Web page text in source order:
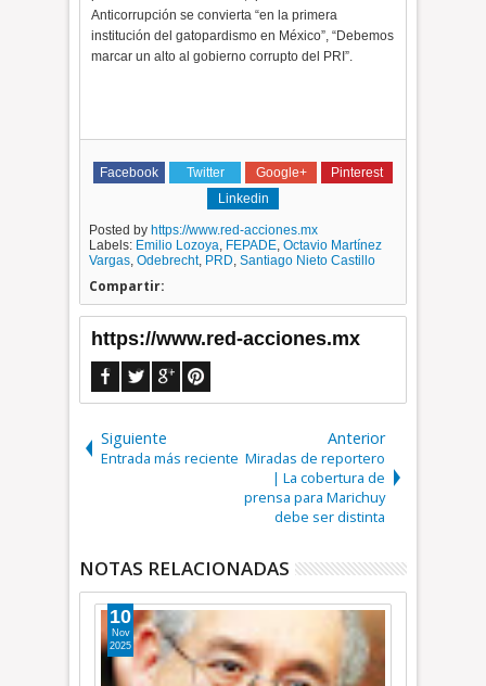
Anticorrupción se convierta “en la primera
institución del gatopardismo en México”, “Debemos
marcar un alto al gobierno corrupto del PRI”.
Facebook Twitter Google+
Pinterest
Linkedin
Posted by https://www.red-acciones.mx
Labels: Emilio Lozoya, FEPADE,Octavio Martínez
Vargas,Odebrecht, PRD,Santiago Nieto Castillo
Compartir:
https://www.red-acciones.mx
Siguiente
Entrada más reciente
Anterior
Miradas de reportero
| La cobertura de
prensa para Marichuy
debe ser distinta
NOTAS RELACIONADAS
10
Nov
2025